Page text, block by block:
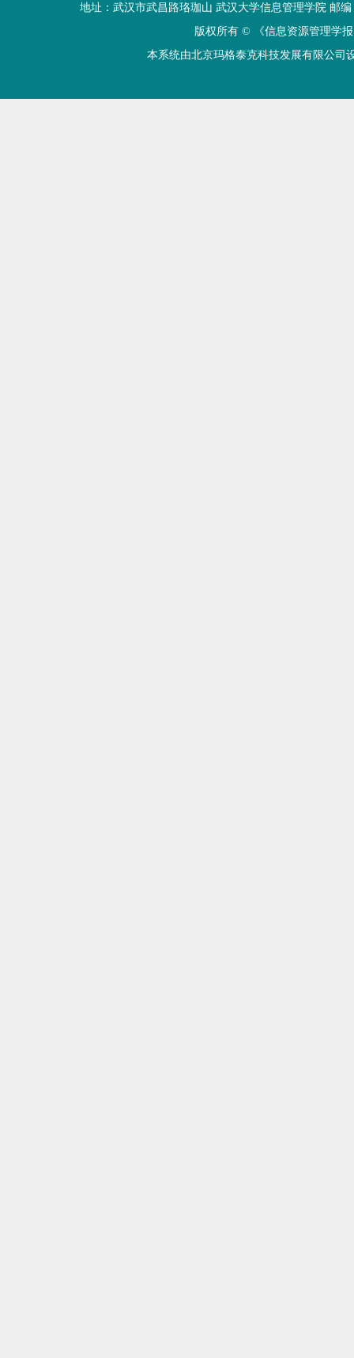
地址：武汉市武昌路珞珈山 武汉大学信息管理学院 邮编
版权所有 ©
《信息资源管理学
本系统由北京玛格泰克科技发展有限公司